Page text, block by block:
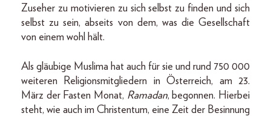
Zuseher zu motivieren zu sich selbst zu finden und sich
selbst zu sein, abseits von dem, was die Gesellschaft
von einem wohl hält.
Als gläubige Muslima hat auch für sie und rund 750 000
weiteren Religionsmitgliedern in Österreich, am 23.
März der Fasten Monat, Ramadan, begonnen. Hierbei
steht, wie auch im Christentum, eine Zeit der Besinnung